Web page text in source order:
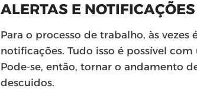
ALERTAS E NOTIFICAÇÕES
Para o processo de trabalho, às
notificações. Tudo isso é possível
Pode-se, então, tornar o andamento
descuidos.